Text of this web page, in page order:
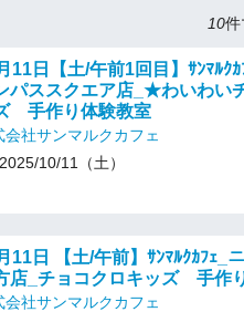
10件
11日【土/午前1回目】ｻﾝﾏﾙｸ
パススクエア店_★わいわい
手作り体験教室
会社サンマルクカフェ
2025/10/11（土）
11日 【土/午前】ｻﾝﾏﾙｸｶﾌｪ_
店_チョコクロキッズ 手作
会社サンマルクカフェ